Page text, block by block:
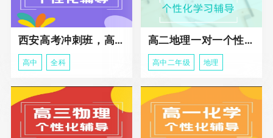
西安高考冲刺班，高三全科辅导
高中 全科
高二地理一对一个性化冲刺辅导课程
高中二年级 地理